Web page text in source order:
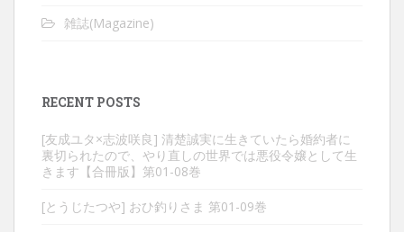
雑誌(Magazine)
RECENT POSTS
[友成ユタ×志波咲良] 清楚誠実に生きていたら婚約者に
裏切られたので、やり直しの世界では悪役令嬢として生
きます【合冊版】第01-08巻
[とうじたつや] おひ釣りさま 第01-09巻